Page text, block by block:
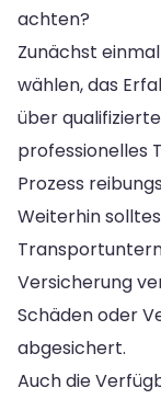
achten?
Zunächst
wählen, das
über
professionelles
Prozess
Weiterhin
Versicherung
Schäden oder
abgesichert.
Auch die